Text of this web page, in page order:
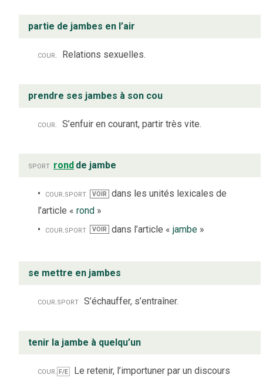
partie de jambes en l’air
cour. Relations sexuelles.
prendre ses jambes à son cou
cour. S’enfuir en courant, partir très vite.
sport rond de jambe
cour.sport VOIR dans les unités lexicales de
l’article « rond »
cour. sport VOIR dans l’article « jambe»
se mettre en jambes
cour. sport S’échauffer, s’entraîner.
tenir la jambe à quelqu’un
cour. F/E
Le retenir, l’importuner par un discours